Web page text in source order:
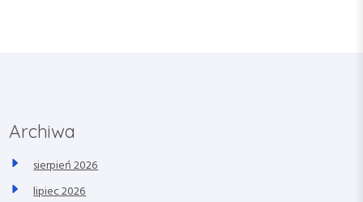
Archiwa
sierpień 2026
lipiec 2026